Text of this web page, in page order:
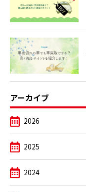
アーカイブ
2026
2025
2024